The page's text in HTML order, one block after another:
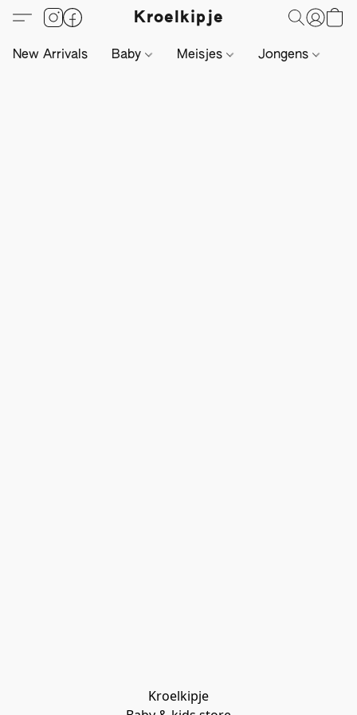
Kroelkipje
New Arrivals Baby Meisjes Jongens
Kroelkipje